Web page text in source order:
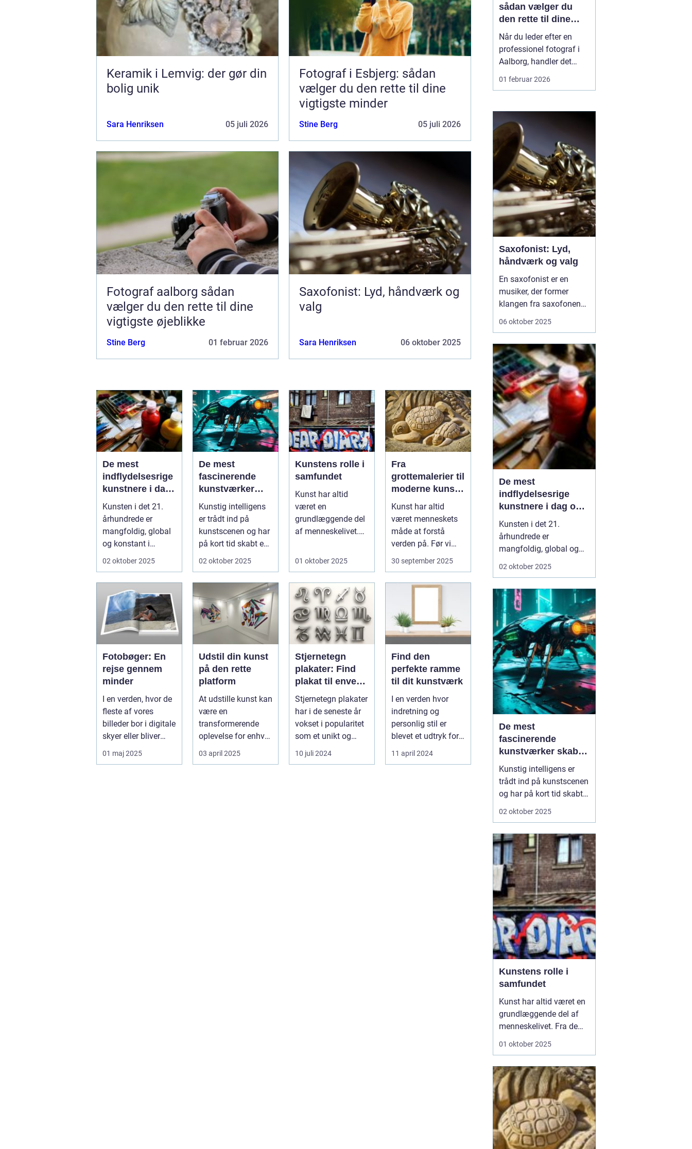
Keramik i Lemvig: der gør din
bolig unik
Sara Henriksen 05 juli 2026
Fotograf i Esbjerg: sådan
vælger du den rette til dine
vigtigste minder
Stine Berg 05 juli 2026
Fotograf aalborg sådan
vælger du den rette til dine
vigtigste øjeblikke
Stine Berg 01 februar 2026
Saxofonist: Lyd, håndværk og
valg
Sara Henriksen 06 oktober 2025
De mest
indflydelsesrige
kunstnere i dag
og deres bidrag
Kunsten i det 21.
århundrede er
mangfoldig, global
og konstant i
bevægelse. Hvor
02 oktober 2025
De mest
fascinerende
kunstværker
skabt med
kunstig
intelligens
Kunstig intelligens
er trådt ind på
kunstscenen og har
på kort tid skabt en
b&osla...
02 oktober 2025
Kunstens rolle i
samfundet
Kunst har altid
været en
grundlæggende del
af menneskelivet.
hulema...
01 oktober 2025
Fra
grottemalerier til
moderne kunst:
En rejse
billedkunstens
udvikling
Kunst har altid
været menneskets
måde at forstå
verden på. Før vi
30 september 2025
Fotobøger: En
rejse gennem
minder
I en verden, hvor de
fleste af vores
billeder bor i digitale
skyer eller bliver
gemt langt væk...
01 maj 2025
Udstil din kunst
på den rette
platform
At udstille kunst kan
være en
transformerende
oplevelse for enhver
kunstner. Det
handler ikke ...
03 april 2025
Stjernetegn
plakater: Find
plakat til enver
smag
Stjernetegn plakater
har i de seneste år
vokset i popularitet
som et unikt og
personligt indslag i
h...
10 juli 2024
Find den
perfekte ramme
til dit kunstværk
I en verden hvor
indretning og
personlig stil er
blevet et udtryk for
individets identitet,
spiller ...
11 april 2024
sådan vælger du
den rette til dine
vigtigste øjeblikke
Når du leder efter en
professionel fotograf i
Aalborg, handler det
sjældent kun om billeder.
igen. Barnets første smil,
den store bryllupsdag, et
nyt job, en stærk
virksomhedsprofil eller
tre generationer samlet
...
01 februar 2026
Saxofonist: Lyd,
håndværk og valg
En saxofonist er en
musiker, der former
klangen fra saxofonen
og bruger den i alt fra
spænder fra
improviserende solist til
præcis
ensemblemusiker. En
dygtig udøver mestrer
teknik, t...
06 oktober 2025
De mest
indflydelsesrige
kunstnere i dag og
deres bidrag
Kunsten i det 21.
århundrede er
mangfoldig, global og
konstant i bevægelse.
defineret af enkelte
epoker eller stilarter, er
nutidens kunstscene
kendetegnet ved en
mosaik af udtryk, medier
og budskabe...
02 oktober 2025
De mest
fascinerende
kunstværker skabt
med kunstig
intelligens
Kunstig intelligens er
trådt ind på kunstscenen
og har på kort tid skabt
en bølge af fascination
med menneskelig
intuition og følelser, viser
AI, at maskiner også kan
s...
02 oktober 2025
Kunstens rolle i
samfundet
Kunst har altid været en
grundlæggende del af
menneskelivet. Fra de
første hulemalerier til
fungeret som et sprog,
der kan udtrykke følelser,
idéer og visioner. Men
kunst er m...
01 oktober 2025